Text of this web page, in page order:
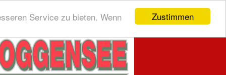
Zustimmen
Service zu bieten. Wenn